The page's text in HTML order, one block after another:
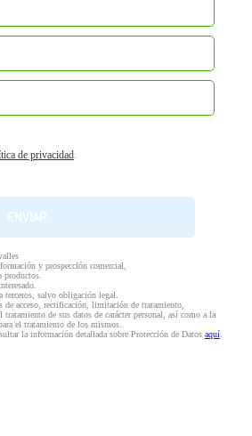
de privacidad.
y prospección comercial,
productos.
terceros, salvo obligación legal.
de acceso, rectificación, limitación de tratamiento,
de sus datos de carácter personal, así como a la
el tratamiento de los mismos.
la información detallada sobre Protección de Datos aquí.